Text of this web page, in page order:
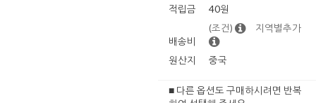
적립금
40원
배송비
(조건) 지역별추가
원산지 중국
■ 다른 옵션도 구매하시려면 반복